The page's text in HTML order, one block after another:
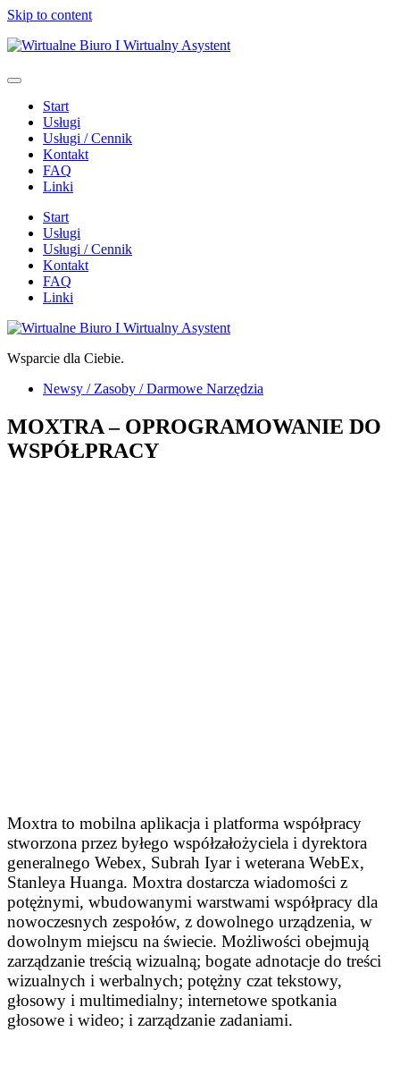
Skip to content
Start
Usługi
Usługi / Cennik
Kontakt
FAQ
Linki
Start
Usługi
Usługi / Cennik
Kontakt
FAQ
Linki
Wsparcie dla Ciebie.
Newsy / Zasoby / Darmowe Narzędzia
MOXTRA – OPROGRAMOWANIE DO
WSPÓŁPRACY
Moxtra to mobilna aplikacja i platforma współpracy
stworzona przez byłego współzałożyciela i dyrektora
generalnego Webex, Subrah Iyar i weterana WebEx,
Stanleya Huanga. Moxtra dostarcza wiadomości z
potężnymi, wbudowanymi warstwami współpracy dla
nowoczesnych zespołów, z dowolnego urządzenia, w
dowolnym miejscu na świecie. Możliwości obejmują
zarządzanie treścią wizualną; bogate adnotacje do treści
wizualnych i werbalnych; potężny czat tekstowy,
głosowy i multimedialny; internetowe spotkania
głosowe i wideo; i zarządzanie zadaniami.